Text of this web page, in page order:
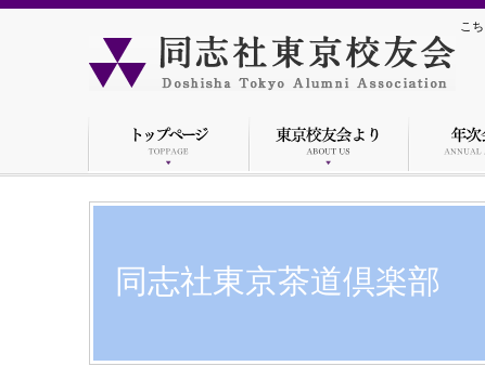
こ
同志社東京茶道倶楽部